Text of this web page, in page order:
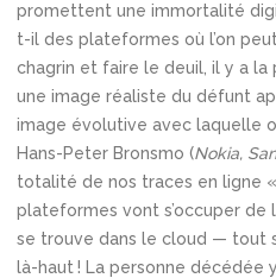
promettent une immortalité
t-il des plateformes où l’on
chagrin et faire le deuil, il y a
une image réaliste du défunt
image évolutive avec laquelle
Hans-Peter Bronsmo (Nokia,
totalité de nos traces en ligne «
plateformes vont s’occuper
se trouve dans le cloud — tout
là-haut ! La personne décédée